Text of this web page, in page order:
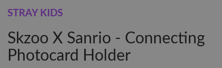
STRAY KIDS
Skzoo X Sanrio - Connecting
Photocard Holder